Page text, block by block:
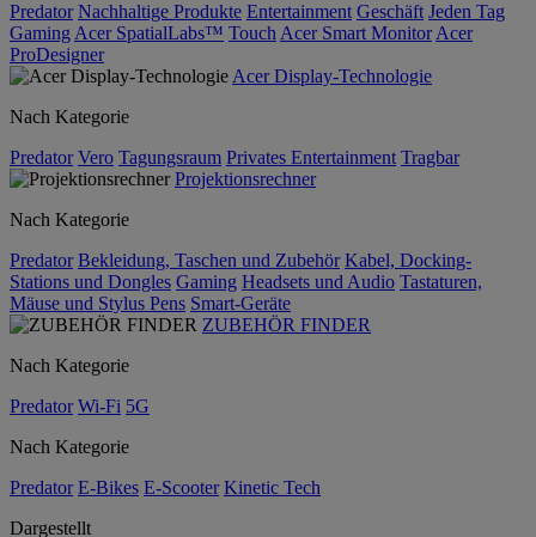
Predator Nachhaltige Produkte Entertainment Geschäft Jeden Tag
Gaming Acer SpatialLabs™ Touch Acer Smart Monitor Acer
ProDesigner
Acer Display-Technologie
Nach Kategorie
Predator Vero Tagungsraum Privates Entertainment Tragbar
Projektionsrechner
Nach Kategorie
Predator Bekleidung, Taschen und Zubehör Kabel, Docking-
Stations und Dongles Gaming Headsets und Audio Tastaturen,
Mäuse und Stylus Pens Smart-Geräte
ZUBEHÖR FINDER
Nach Kategorie
Predator Wi-Fi 5G
Nach Kategorie
Predator E-Bikes E-Scooter Kinetic Tech
Dargestellt